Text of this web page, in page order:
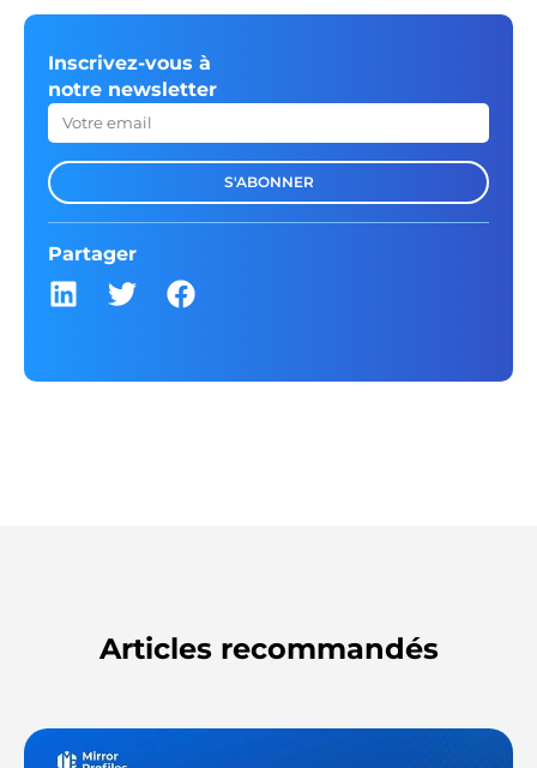
Inscrivez-vous à
notre newsletter
S'ABONNER
Partager
Articles recommandés